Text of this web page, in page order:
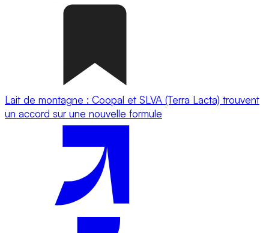
Lait de montagne : Coopal et SLVA (Terra Lacta) trouvent
un accord sur une nouvelle formule